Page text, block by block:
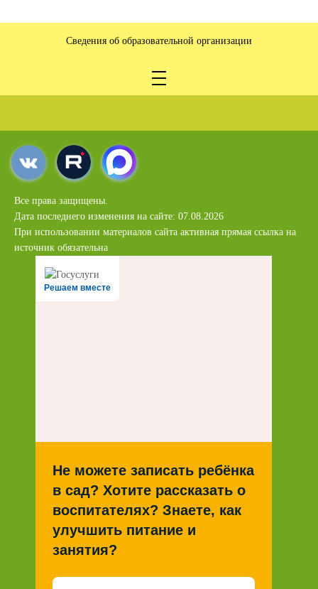
Сведения об образовательной организации
Все права защищены.
Дата последнего изменения на сайте: 07.08.2026
При использовании материалов сайта активная прямая ссылка на
источник обязательна
Решаем вместе
Не можете записать ребёнка
в сад? Хотите рассказать о
воспитателях? Знаете, как
улучшить питание и
занятия?